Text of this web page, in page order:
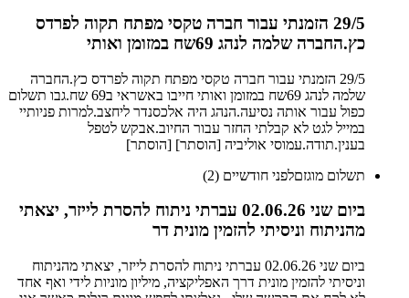
29/5 הזמנתי עבור חברה טקסי מפתח תקוה לפרדס
כץ.החברה שלמה לנהג 69שח במזומן ואותי
29/5 הזמנתי עבור חברה טקסי מפתח תקוה לפרדס כץ.החברה
שלמה לנהג 69שח במזומן ואותי חייבו באשראי ב69 שח.גבו תשלום
כפול עבור אותה נסיעה.הנהג היה אלכסנדר ליחצב.למרות פניותיי
במייל לגט לא קבלתי החזר עבור החיוב.אבקש לטפל
בענין.תודה.עמוסי אוליביה [הוסתר] [הוסתר]
תשלום מוגזםלפני חודשיים (2)
ביום שני 02.06.26 עברתי ניתוח להסרת לייזר, יצאתי
מהניתוח וניסיתי להזמין מונית דר
ביום שני 02.06.26 עברתי ניתוח להסרת לייזר, יצאתי מהניתוח
וניסיתי להזמין מונית דרך האפליקציה, מיליון מוניות לידי ואף אחד